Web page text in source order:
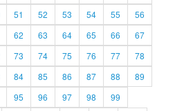
51 52 53 54 55
56
62 63 64 65 66
67
73 74 75 76 77
78
84 85 86 87 88
89
95 96 97 98
99